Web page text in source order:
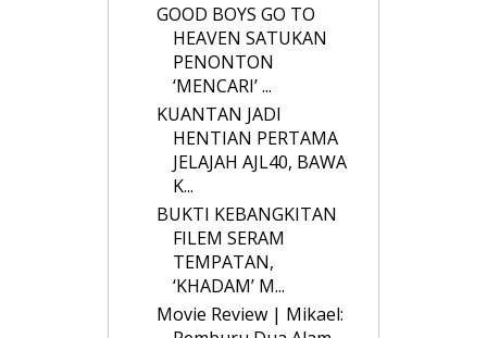
GOOD BOYS GO TO
HEAVEN SATUKAN
PENONTON
‘MENCARI’ ...
KUANTAN JADI
HENTIAN PERTAMA
JELAJAH AJL40, BAWA
K...
BUKTI KEBANGKITAN
FILEM SERAM
TEMPATAN,
‘KHADAM’ M...
Movie Review | Mikael: